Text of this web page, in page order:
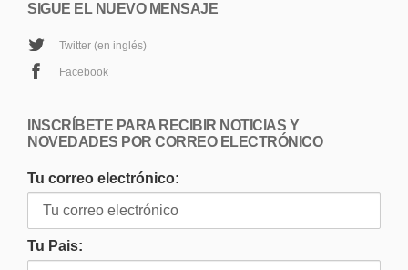
SIGUE EL NUEVO MENSAJE
Twitter (en inglés)
Facebook
INSCRÍBETE PARA RECIBIR NOTICIAS Y
NOVEDADES POR CORREO ELECTRÓNICO
Tu correo electrónico:
Tu Pais: